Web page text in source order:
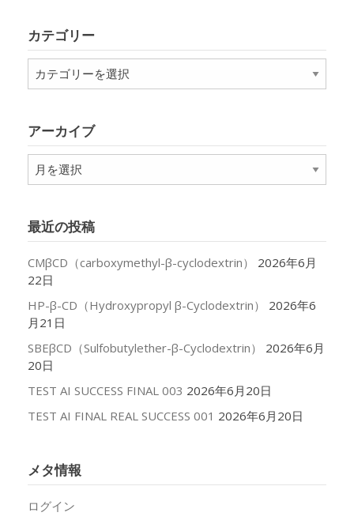
カテゴリー
テ
ー
アーカイブ
ア
ー
ブ
最近の投稿
CMβCD（carboxymethyl-β-cyclodextrin）
2026年6月
22日
HP-β-CD（Hydroxypropyl β-Cyclodextrin）
2026年6
月21日
SBEβCD（Sulfobutylether-β-Cyclodextrin）
2026年6月
20日
TEST AI SUCCESS FINAL 003 2026年6月20日
TEST AI FINAL REAL SUCCESS 001 2026年6月20日
メタ情報
ログイン